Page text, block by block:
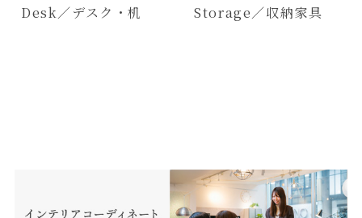
Desk／デスク・机 Storage／収納家具